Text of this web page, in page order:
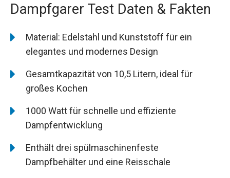
Dampfgarer Test Daten & Fakten
Material: Edelstahl und Kunststoff für ein
elegantes und modernes Design
Gesamtkapazität von 10,5 Litern, ideal für
großes Kochen
1000 Watt für schnelle und effiziente
Dampfentwicklung
Enthält drei spülmaschinenfeste
Dampfbehälter und eine Reisschale